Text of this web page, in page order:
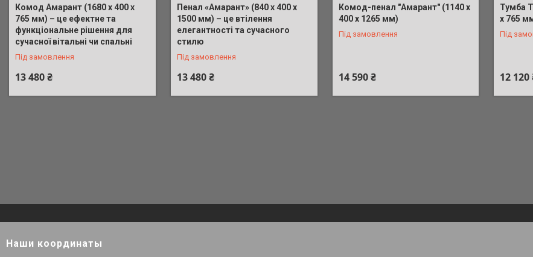
Комод Амарант (1680 x 400 x
765 мм) – це ефектне та
функціональне рішення для
сучасної вітальні чи спальні
Під замовлення
13 480 ₴
Пенал «Амарант» (840 x 400 x
1500 мм) – це втілення
елегантності та сучасного
стилю
Під замовлення
13 480 ₴
Комод-пенал "Амарант" (1140 x
400 x 1265 мм)
Під замовлення
14 590 ₴
Тумба
x 765
Під
12 120
Наши координаты